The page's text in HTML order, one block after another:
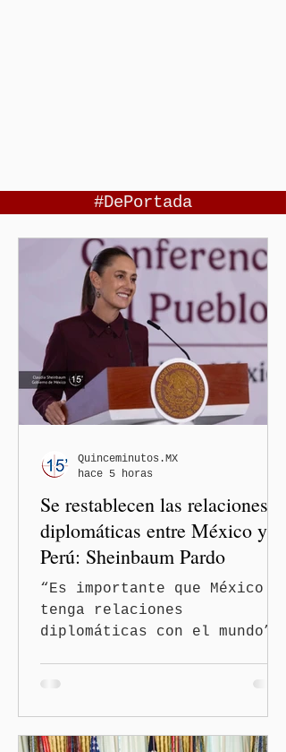
#DePortada
Se restablecen las relaciones
diplomáticas entre México y
Perú: Sheinbaum Pardo
“Es importante que México
tenga relaciones
diplomáticas con el mundo”,
Sheinbaum Pardo anunció el
restablecimiento de las
Quinceminutos.MX
hace 5 horas